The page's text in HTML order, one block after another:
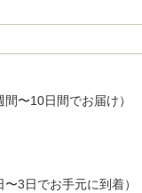
〜10日間でお届け）
3日でお手元に到着）